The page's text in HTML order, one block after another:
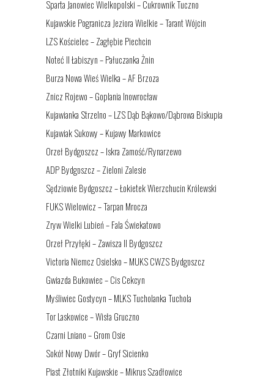
Sparta Janowiec Wielkopolski – Cukrownik Tuczno
Kujawskie Pogranicza Jeziora Wielkie – Tarant Wójcin
LZS Kościelec – Zagłębie Piechcin
Noteć II Łabiszyn – Pałuczanka Żnin
Burza Nowa Wieś Wielka – AF Brzoza
Znicz Rojewo – Goplania Inowrocław
Kujawianka Strzelno – LZS Dąb Bąkowo/Dąbrowa Biskupia
Kujawiak Sukowy – Kujawy Markowice
Orzeł Bydgoszcz – Iskra Zamość/Rynarzewo
ADP Bydgoszcz – Zieloni Zalesie
Sędziowie Bydgoszcz – Łokietek Wierzchucin Królewski
FUKS Wielowicz – Tarpan Mrocza
Zryw Wielki Lubień – Fala Świekatowo
Orzeł Przyłęki – Zawisza II Bydgoszcz
Victoria Niemcz Osielsko – MUKS CWZS Bydgoszcz
Gwiazda Bukowiec – Cis Cekcyn
Myśliwiec Gostycyn – MLKS Tucholanka Tuchola
Tor Laskowice – Wisła Gruczno
Czarni Lniano – Grom Osie
Sokół Nowy Dwór – Gryf Sicienko
Piast Złotniki Kujawskie – Mikrus Szadłowice